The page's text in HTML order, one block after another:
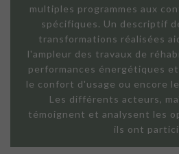
multiples programmes aux
spécifiques. Un descriptif
transformations réalisées
l'ampleur des travaux de
performances énergétiques
le confort d'usage ou encore
Les différents acteurs,
témoignent et analysent les
ils ont